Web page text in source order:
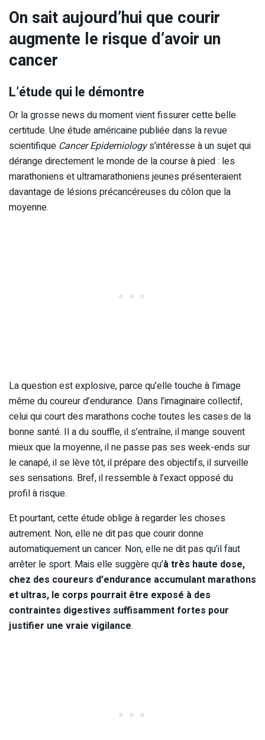
On sait aujourd’hui que courir
augmente le risque d’avoir un
cancer
L’étude qui le démontre
Or la grosse news du moment vient fissurer cette belle
certitude. Une étude américaine publiée dans la revue
scientifique Cancer Epidemiologys’intéresse à un sujet qui
dérange directement le monde de la course à pied : les
marathoniens et ultramarathoniens jeunes présenteraient
davantage de lésions précancéreuses du côlon que la
moyenne.
La question est explosive, parce qu’elle touche à l’image
même du coureur d’endurance. Dans l’imaginaire collectif,
celui qui court des marathons coche toutes les cases de la
bonne santé. Il a du souffle, il s’entraîne, il mange souvent
mieux que la moyenne, il ne passe pas ses week-ends sur
le canapé, il se lève tôt, il prépare des objectifs, il surveille
ses sensations. Bref, il ressemble à l’exact opposé du
profil à risque.
Et pourtant, cette étude oblige à regarder les choses
autrement. Non, elle ne dit pas que courir donne
automatiquement un cancer. Non, elle ne dit pas qu’il faut
arrêter le sport. Mais elle suggère qu’à très haute dose,
chez des coureurs d’endurance accumulant marathons
et ultras, le corps pourrait être exposé à des
contraintes digestives suffisamment fortes pour
justifier une vraie vigilance.